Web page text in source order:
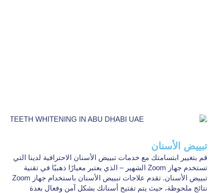
تبييض الأسنان
قم بتغيير ابتسامتك مع خدمات تبييض الأسنان الاحترافية لدينا التي
تستخدم جهاز Zoom الشهير – الذي يعتبر معيارًا ذهبيًا في تقنية
تبييض الأسنان. تقدم علاجات تبييض الأسنان باستخدام جهاز Zoom
نتائج ملحوظة، حيث يتم تفتيح أسنانك بشكل آمن وفعال بعدة